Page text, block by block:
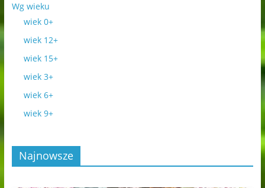
Wg wieku
wiek 0+
wiek 12+
wiek 15+
wiek 3+
wiek 6+
wiek 9+
Najnowsze